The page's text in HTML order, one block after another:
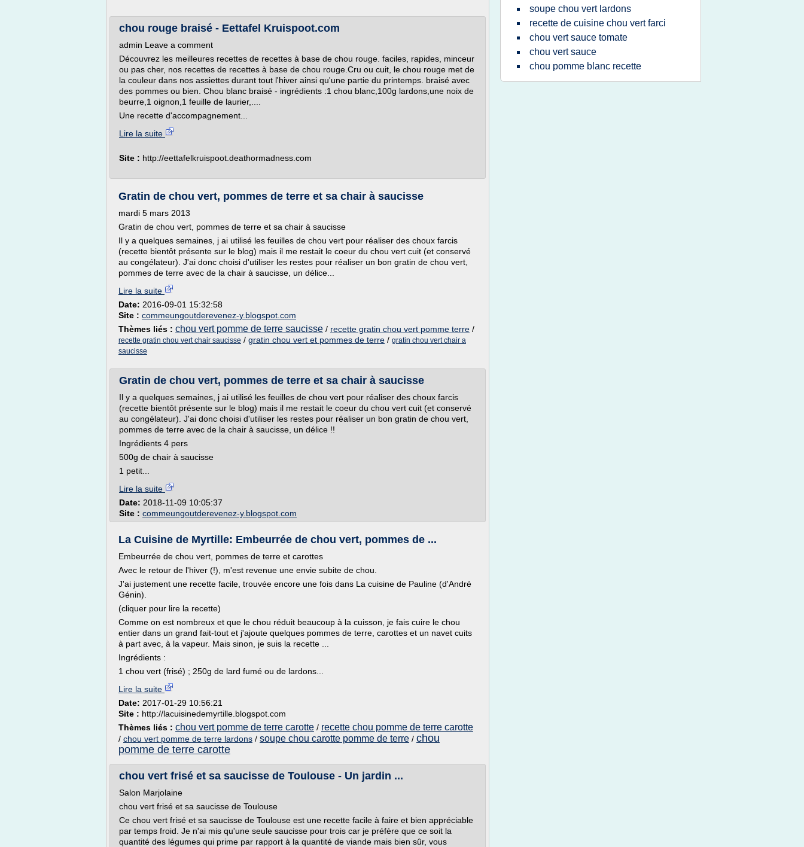
chou rouge braisé - Eettafel Kruispoot.com
admin Leave a comment
Découvrez les meilleures recettes de recettes à base de chou rouge. faciles, rapides, minceur
ou pas cher, nos recettes de recettes à base de chou rouge.Cru ou cuit, le chou rouge met de
la couleur dans nos assiettes durant tout l'hiver ainsi qu'une partie du printemps. braisé avec
des pommes ou bien. Chou blanc braisé - ingrédients :1 chou blanc,100g lardons,une noix de
beurre,1 oignon,1 feuille de laurier,....
Une recette d'accompagnement...
Lire la suite
Site : http://eettafelkruispoot.deathormadness.com
Gratin de chou vert, pommes de terre et sa chair à saucisse
mardi 5 mars 2013
Gratin de chou vert, pommes de terre et sa chair à saucisse
Il y a quelques semaines, j ai utilisé les feuilles de chou vert pour réaliser des choux farcis
(recette bientôt présente sur le blog) mais il me restait le coeur du chou vert cuit (et conservé
au congélateur). J'ai donc choisi d'utiliser les restes pour réaliser un bon gratin de chou vert,
pommes de terre avec de la chair à saucisse, un délice...
Lire la suite
Date: 2016-09-01 15:32:58
Site : commeungoutderevenez-y.blogspot.com
Thèmes liés : chou vert pomme de terre saucisse / recette gratin chou vert pomme terre /
recette gratin chou vert chair saucisse / gratin chou vert et pommes de terre / gratin chou vert chair a
saucisse
Gratin de chou vert, pommes de terre et sa chair à saucisse
Il y a quelques semaines, j ai utilisé les feuilles de chou vert pour réaliser des choux farcis
(recette bientôt présente sur le blog) mais il me restait le coeur du chou vert cuit (et conservé
au congélateur). J'ai donc choisi d'utiliser les restes pour réaliser un bon gratin de chou vert,
pommes de terre avec de la chair à saucisse, un délice !!
Ingrédients 4 pers
500g de chair à saucisse
1 petit...
Lire la suite
Date: 2018-11-09 10:05:37
Site : commeungoutderevenez-y.blogspot.com
La Cuisine de Myrtille: Embeurrée de chou vert, pommes de ...
Embeurrée de chou vert, pommes de terre et carottes
Avec le retour de l'hiver (!), m'est revenue une envie subite de chou.
J'ai justement une recette facile, trouvée encore une fois dans La cuisine de Pauline (d'André
Génin).
(cliquer pour lire la recette)
Comme on est nombreux et que le chou réduit beaucoup à la cuisson, je fais cuire le chou
entier dans un grand fait-tout et j'ajoute quelques pommes de terre, carottes et un navet cuits
à part avec, à la vapeur. Mais sinon, je suis la recette ...
Ingrédients :
1 chou vert (frisé) ; 250g de lard fumé ou de lardons...
Lire la suite
Date: 2017-01-29 10:56:21
Site : http://lacuisinedemyrtille.blogspot.com
Thèmes liés : chou vert pomme de terre carotte / recette chou pomme de terre carotte
/ chou vert pomme de terre lardons / soupe chou carotte pomme de terre / chou
pomme de terre carotte
chou vert frisé et sa saucisse de Toulouse - Un jardin ...
Salon Marjolaine
chou vert frisé et sa saucisse de Toulouse
Ce chou vert frisé et sa saucisse de Toulouse est une recette facile à faire et bien appréciable
par temps froid. Je n'ai mis qu'une seule saucisse pour trois car je préfère que ce soit la
quantité des légumes qui prime par rapport à la quantité de viande mais bien sûr, vous
soupe chou vert lardons
recette de cuisine chou vert farci
chou vert sauce tomate
chou vert sauce
chou pomme blanc recette